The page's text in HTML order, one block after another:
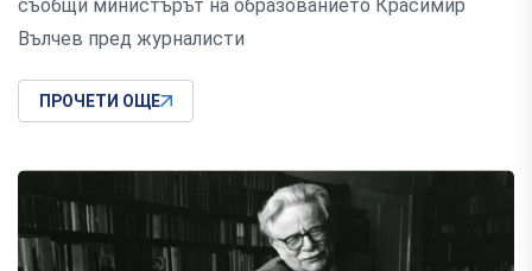
съобщи министърът на образованието Красимир
Вълчев пред журналисти
ПРОЧЕТИ ОЩЕ